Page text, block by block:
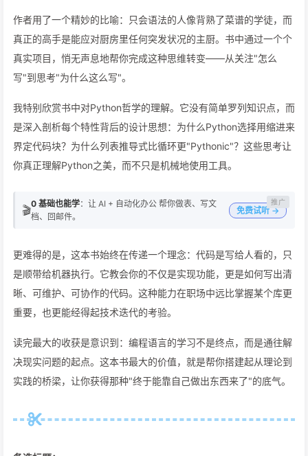
作者用了一个精妙的比喻：只会语法的人像背熟了菜谱的学徒，而
真正的高手是能应对厨房里任何突发状况的主厨。书中通过一个个
真实项目，悄无声息地帮你完成这种思维转变——从关注"怎么
写"到思考"为什么这么写"。
我特别欣赏书中对Python哲学的理解。它没有简单罗列知识点，而
是深入剖析每个特性背后的设计思想：为什么Python选择用缩进来
界定代码块？为什么列表推导式比循环更"Pythonic"？这些思考让
你真正理解Python之美，而不只是机械地使用工具。
🎬0 基础也能学：让 AI + 自动化办公 帮你做表、写文
档、回邮件。
免费试听 →
更难得的是，这本书始终在传递一个理念：代码是写给人看的，只
是顺带给机器执行。它教会你的不仅是实现功能，更是如何写出清
晰、可维护、可协作的代码。这种能力在职场中远比掌握某个库更
重要，也更能经得起技术迭代的考验。
读完最大的收获是意识到：编程语言的学习不是终点，而是通往解
决现实问题的起点。这本书最大的价值，就是帮你搭建起从理论到
实践的桥梁，让你获得那种"终于能靠自己做出东西来了"的底气。